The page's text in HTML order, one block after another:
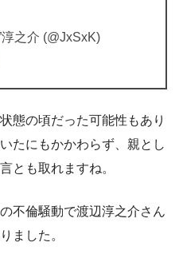
之介 (@JxSxK)
態の頃だった可能性もあり
たにもかかわらず、親とし
とも取れますね。
不倫騒動で渡辺淳之介さん
ました。